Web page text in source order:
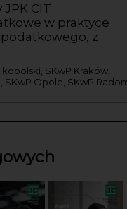
CIT
w praktyce
z
SKwP Kraków,
SKwP Opole, SKwP